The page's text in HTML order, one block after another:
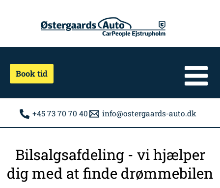
Book tid
+45 73 70 70 40 info@ostergaards-auto.dk
Bilsalgsafdeling - vi hjælper
dig med at finde drømmebilen